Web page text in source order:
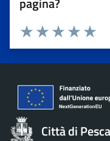
Valuta 4
Valuta 3
Valuta 2 stelle su
Valuta 1 stelle su 5
Città di